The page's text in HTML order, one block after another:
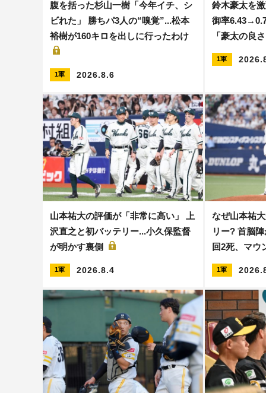
腹を括った杉山一樹「今年イチ、シ
ビれた」 勝ちパ3人の“嗅覚”...松本
裕樹が160キロを出しに行ったわけ
1軍 2026.8.6
鈴木豪太を
御率
「豪太の良
1軍
山本祐大の評価が「非常に高い」 上
沢直之と初バッテリー...小久保監督
が明かす裏側
1軍 2026.8.4
なぜ山本祐
リー? 首脳
回2死、マ
1軍